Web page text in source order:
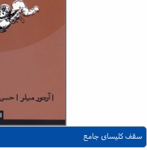
سقف کلیسای جامع